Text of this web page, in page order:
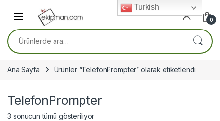
0
Ara:
Ana Sayfa Ürünler “TelefonPrompter” olarak etiketlendi
TelefonPrompter
3 sonucun tümü gösteriliyor
Turkish